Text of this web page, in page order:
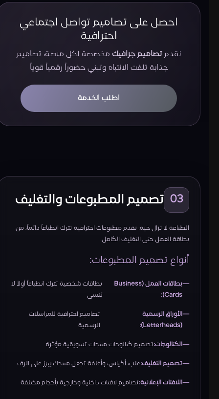
احصل على تصاميم تواصل اجتماعي
احترافية
نقدم تصاميم جرافيك مخصصة لكل منصة، تصاميم
جذابة تلفت الانتباه وتبني حضوراً رقمياً قوياً
اطلب الخدمة
03 تصميم المطبوعات والتغليف
الطباعة لا تزال حية. نقدم مطبوعات احترافية تترك انطباعاً دائماً، من
بطاقة العمل حتى التغليف الكامل.
أنواع تصميم المطبوعات:
بطاقات العمل (Business
Cards):
بطاقات شخصية تترك انطباعاً أولاً لا
يُنسى
الأوراق الرسمية
(Letterheads):
تصاميم احترافية للمراسلات
الرسمية
الكتالوجات:تصميم كتالوجات منتجات تسويقية مؤثرة
تصميم التغليف:علب، أكياس، وأغلفة تجعل منتجك يبرز على الرف
اللافتات الإعلانية:تصاميم لافتات داخلية وخارجية بأحجام مختلفة